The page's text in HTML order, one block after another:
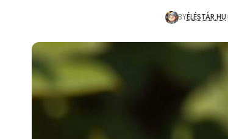
BYÉLÉSTÁR.HU